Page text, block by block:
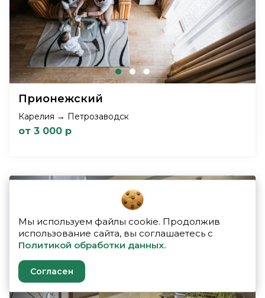
Прионежский
Карелия → Петрозаводск
от 3 000 р
Previous
Мы используем файлы cookie. Продолжив
использование сайта, вы соглашаетесь с
Политикой обработки данных.
Согласен